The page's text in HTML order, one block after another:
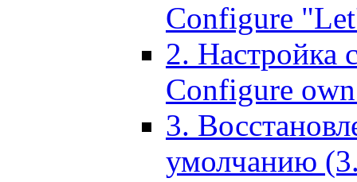
Configure
2. Настройка
Configure
3.
умолчанию